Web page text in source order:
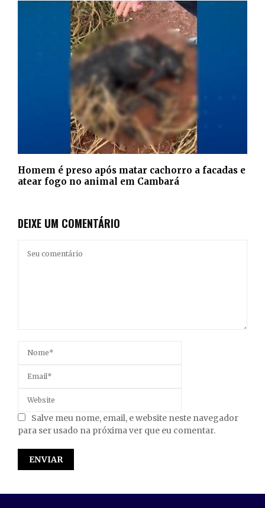
Homem é preso após matar cachorro a facadas e
atear fogo no animal em Cambará
DEIXE UM COMENTÁRIO
Salve meu nome, email, e website neste navegador
para ser usado na próxima ver que eu comentar.